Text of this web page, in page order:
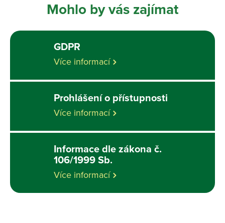
Mohlo by vás zajímat
GDPR
Více informací
Prohlášení o přístupnosti
Více informací
Informace dle zákona č.
106/1999 Sb.
Více informací